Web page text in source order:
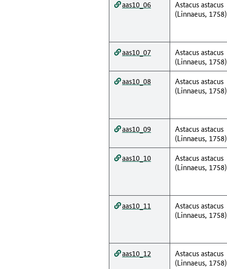
aas10_06
Astacus astacus
(Linnaeus, 1758)
aas10_07
Astacus astacus
(Linnaeus, 1758)
aas10_08
Astacus astacus
(Linnaeus, 1758)
aas10_09
Astacus astacus
(Linnaeus, 1758)
aas10_10
Astacus astacus
(Linnaeus, 1758)
aas10_11
Astacus astacus
(Linnaeus, 1758)
aas10_12
Astacus astacus
(Linnaeus, 1758)